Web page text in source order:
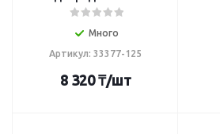
Много
Артикул: 33377-125
8 320₸/шт